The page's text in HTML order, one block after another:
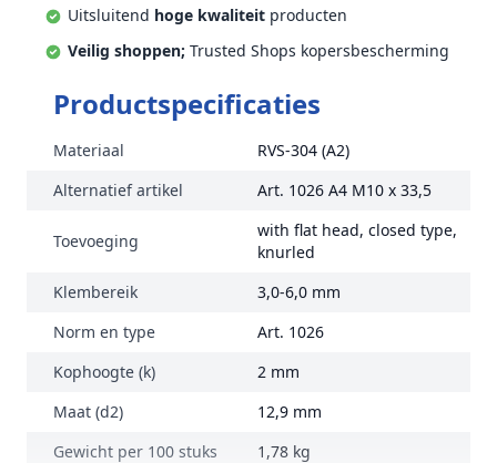
Uitsluitend hoge kwaliteit producten
Veilig shoppen; Trusted Shops kopersbescherming
Productspecificaties
Materiaal
RVS-304 (A2)
Alternatief artikel
Art. 1026 A4 M10 x 33,5
Toevoeging
with flat head, closed type,
knurled
Klembereik
3,0-6,0 mm
Norm en type
Art. 1026
Kophoogte (k)
2 mm
Maat (d2)
12,9 mm
Gewicht per 100 stuks
1,78 kg